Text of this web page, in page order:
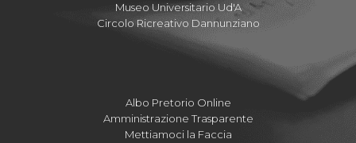
Museo Universitario Ud'A
Circolo Ricreativo Dannunziano
Albo Pretorio Online
Amministrazione Trasparente
Mettiamoci la Faccia